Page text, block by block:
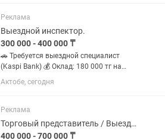
предлагать график погашения....
Реклама
Выездной инспектор.
300 000 - 400 000 ₸
🚗 Требуется выездной специалист
(Kaspi Bank) 💰 Оклад: 180 000 тг на
руки+200 000 бонусы 💸 Средний
доход: 400 000 тг ⛽ ГСМ оплачивается
Официальное трудоустройство 📅...
Актобе, сегодня
Реклама
Торговый представитель / Выездной менеджер по продажам (B2B)
400 000 - 700 000 ₸